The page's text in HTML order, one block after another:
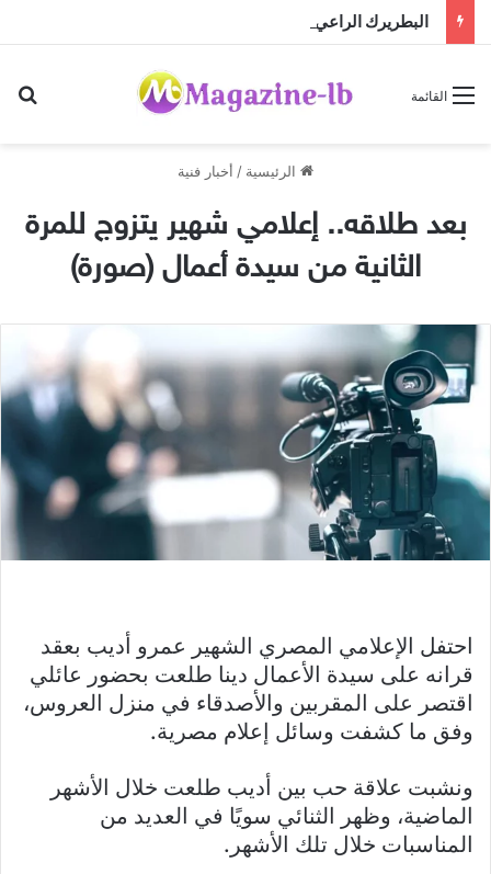
القائمة
الرئيسية / أخبار فنية
بعد طلاقه.. إعلامي شهير يتزوج للمرة
الثانية من سيدة أعمال (صورة)
احتفل الإعلامي المصري الشهير عمرو أديب بعقد
قرانه على سيدة الأعمال دينا طلعت بحضور عائلي
اقتصر على المقربين والأصدقاء في منزل العروس،
وفق ما كشفت وسائل إعلام مصرية.
ونشبت علاقة حب بين أديب طلعت خلال الأشهر
الماضية، وظهر الثنائي سويًا في العديد من
المناسبات خلال تلك الأشهر.